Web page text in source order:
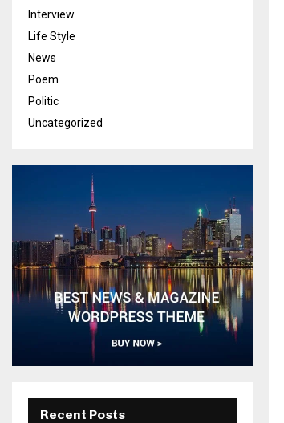
Interview
Life Style
News
Poem
Politic
Uncategorized
Recent Posts